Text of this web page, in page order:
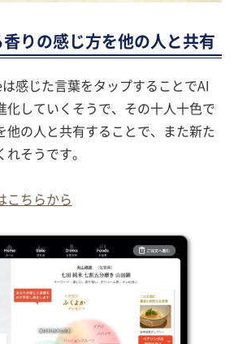
りの感じ方を他の人と共有
感じた言葉をタップすることでAI
化していくそうで、その十人十色で
他の人と共有することで、また新た
れそうです。
こちらから